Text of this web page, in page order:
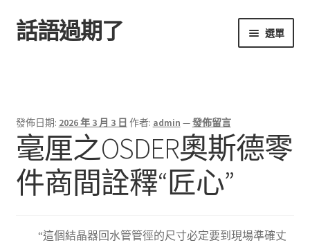
跳
至
跳
至
話語過期了 選單
發佈日期: 2026 年 3 月 3 日 作者: admin —發佈留言
毫厘之OSDER奧斯德零
件商間詮釋“匠心”
“這個結晶器回水管管徑的尺寸必定要到現場準確丈